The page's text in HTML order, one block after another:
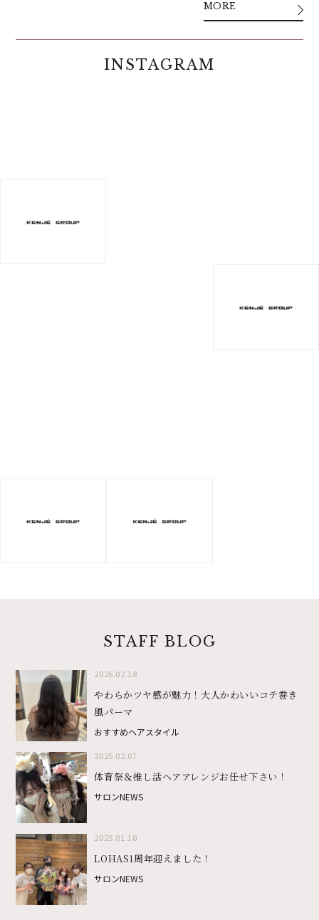
MORE
INSTAGRAM
STAFF BLOG
2026.02.18
やわらかツヤ感が魅力！大人かわいいコテ巻き
風パーマ
おすすめヘアスタイル
2025.02.07
体育祭＆推し活ヘアアレンジお任せ下さい！
サロンNEWS
2025.01.10
LOHAS1周年迎えました！
サロンNEWS